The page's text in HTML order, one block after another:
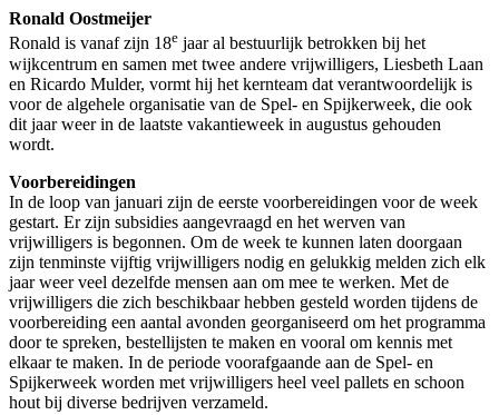
Ronald Oostmeijer
Ronald is vanaf zijn 18e jaar al bestuurlijk betrokken bij het
wijkcentrum en samen met twee andere vrijwilligers, Liesbeth Laan
en Ricardo Mulder, vormt hij het kernteam dat verantwoordelijk is
voor de algehele organisatie van de Spel- en Spijkerweek, die ook
dit jaar weer in de laatste vakantieweek in augustus gehouden
wordt.
Voorbereidingen
In de loop van januari zijn de eerste voorbereidingen voor de week
gestart. Er zijn subsidies aangevraagd en het werven van
vrijwilligers is begonnen. Om de week te kunnen laten doorgaan
zijn tenminste vijftig vrijwilligers nodig en gelukkig melden zich elk
jaar weer veel dezelfde mensen aan om mee te werken. Met de
vrijwilligers die zich beschikbaar hebben gesteld worden tijdens de
voorbereiding een aantal avonden georganiseerd om het programma
door te spreken, bestellijsten te maken en vooral om kennis met
elkaar te maken. In de periode voorafgaande aan de Spel- en
Spijkerweek worden met vrijwilligers heel veel pallets en schoon
hout bij diverse bedrijven verzameld.